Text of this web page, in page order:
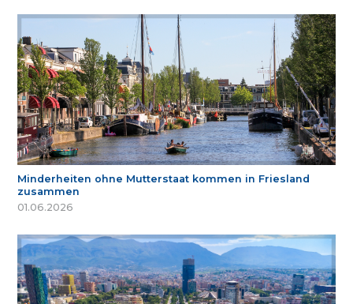
Minderheiten ohne Mutterstaat kommen in Friesland
zusammen
01.06.2026